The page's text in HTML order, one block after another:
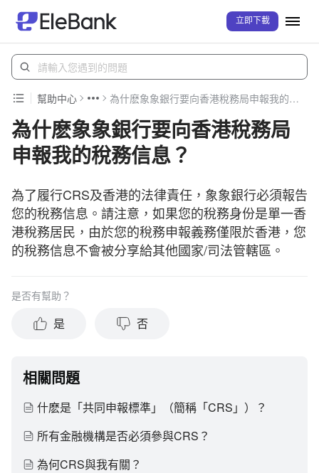
立即下載
幫助中心 為什麽象象銀行要向香港稅務局申報我的稅務信息？
為什麽象象銀行要向香港稅務局
申報我的稅務信息？
為了履行CRS及香港的法律責任，象象銀行必須報告
您的稅務信息。請注意，如果您的稅務身份是單一香
港稅務居民，由於您的稅務申報義務僅限於香港，您
的稅務信息不會被分享給其他國家/司法管轄區。
是否有幫助？
是 否
相關問題
什麽是「共同申報標準」（簡稱「CRS」）？
所有金融機構是否必須參與CRS？
為何CRS與我有關？